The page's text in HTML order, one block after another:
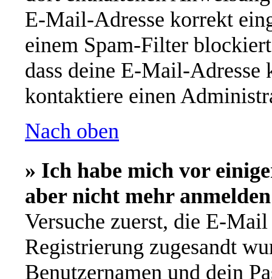
E-Mail-Adresse korrekt
einem Spam-Filter
dass deine E-Mail-Adresse
kontaktiere einen
Nach oben
» Ich habe mich vor
aber nicht mehr
Versuche zuerst, die E-
Registrierung zugesandt
Benutzernamen und dein